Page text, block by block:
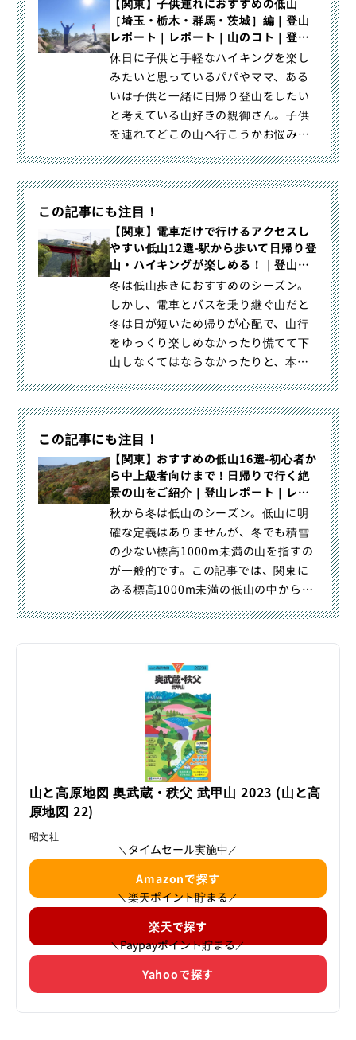
テゴリの記事ページです。
【関東】子供連れにおすすめの低山
［埼玉・栃木・群馬・茨城］編｜登山
レポート｜レポート｜山のコト｜登
山・トレラン・山スキーマガジン「山
旅旅」
休日に子供と手軽なハイキングを楽し
みたいと思っているパパやママ、ある
いは子供と一緒に日帰り登山をしたい
と考えている山好きの親御さん。子供
を連れてどこの山へ行こうかお悩みで
はありませんか。この記事では関｜
［埼玉・栃木・群馬・茨城］編｜登
山・トレラン・山スキーマガジン「山
旅旅」の「登山レポート」（山のコト
｜レポート）カテゴリの記事ページで
す。
この記事にも注目！
【関東】電車だけで行けるアクセスし
やすい低山12選-駅から歩いて日帰り登
山・ハイキングが楽しめる！｜登山レ
ポート｜レポート｜山のコト｜登山・
トレラン・山スキーマガジン「山旅
旅」
冬は低山歩きにおすすめのシーズン。
しかし、電車とバスを乗り継ぐ山だと
冬は日が短いため帰りが心配で、山行
をゆっくり楽しめなかったり慌てて下
山しなくてはならなかったりと、本数
の少ないバスの時間に縛られがち｜
やすい低山12選-駅から歩いて日帰り登
山・ハイキングが楽しめる！｜登山・
トレラン・山スキーマガジン「山旅
旅」の「登山レポート」（山のコト｜
レポート）カテゴリの記事ページで
す。
この記事にも注目！
【関東】おすすめの低山16選-初心者か
ら中上級者向けまで！日帰りで行く絶
景の山をご紹介｜登山レポート｜レポ
ート｜山のコト｜登山・トレラン・山
スキーマガジン「山旅旅」
秋から冬は低山のシーズン。低山に明
確な定義はありませんが、冬でも積雪
の少ない標高1000m未満の山を指すの
が一般的です。この記事では、関東に
ある標高1000m未満の低山の中からお
すすめをご紹介。すべて｜【関東】お
向けまで！日帰りで行く絶景の山をご
紹介｜登山・トレラン・山スキーマガ
ジン「山旅旅」の「登山レポート」
（山のコト｜レポート）カテゴリの記
事ページです。
山と高原地図 奥武蔵・秩父 武甲山 2023 (山と高
原地図 22)
昭文社
＼ タイムセール実施中 ／
Amazonで探す
＼楽天ポイント貯まる／
楽天で探す
＼Paypayポイント貯まる／
Yahooで探す